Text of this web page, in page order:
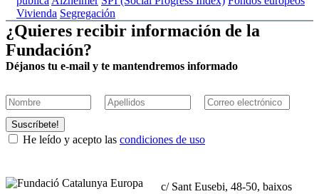
Vivienda Segregación
¿Quieres recibir información de la
Fundación?
Déjanos tu e-mail y te mantendremos informado
Suscríbete!
He leído y acepto las condiciones de uso
c/ Sant Eusebi, 48-50, baixos